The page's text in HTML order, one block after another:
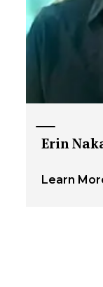
Erin
Learn